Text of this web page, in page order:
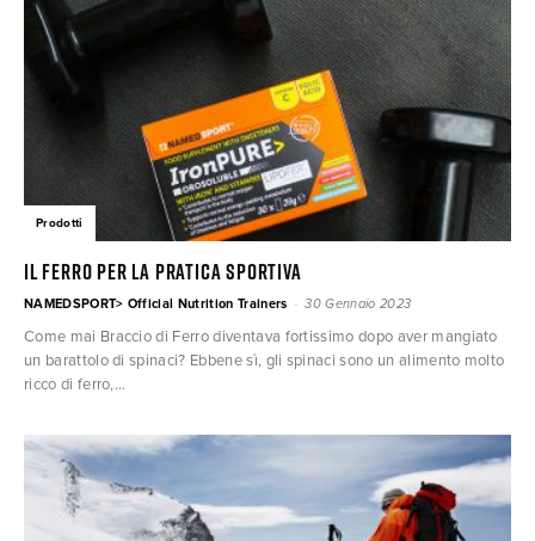
Prodotti
Il ferro per la pratica sportiva
NAMEDSPORT> Official Nutrition Trainers - 30 Gennaio 2023
Come mai Braccio di Ferro diventava fortissimo dopo aver mangiato
un barattolo di spinaci? Ebbene sì, gli spinaci sono un alimento molto
ricco di ferro,...